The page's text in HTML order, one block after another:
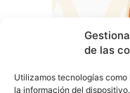
de las
Utilizamos tecnologías
la información del